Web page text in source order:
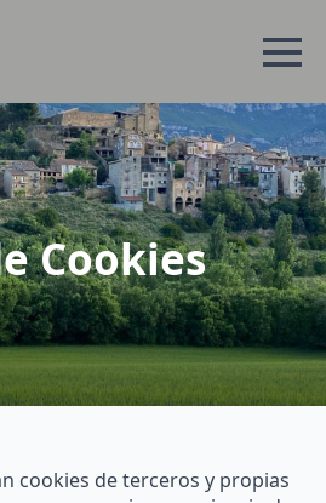
Cookies
cookies de terceros y propias